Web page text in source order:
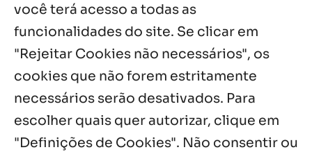
você terá acesso a todas as
funcionalidades do site. Se clicar em
"Rejeitar Cookies não necessários", os
cookies que não forem estritamente
necessários serão desativados. Para
escolher quais quer autorizar, clique em
"Definições de Cookies". Não consentir ou
Es de Chapala celebram perseverança e
missão em encontro
7 ago, 2026
Notícias por Categoria